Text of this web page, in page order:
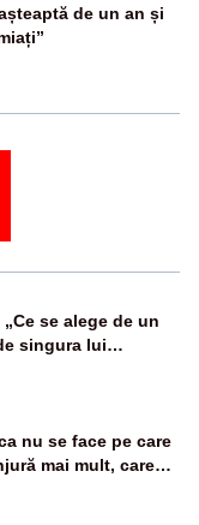
de un an și
se alege de un
singura lui
nu se face pe care
mai mult, care